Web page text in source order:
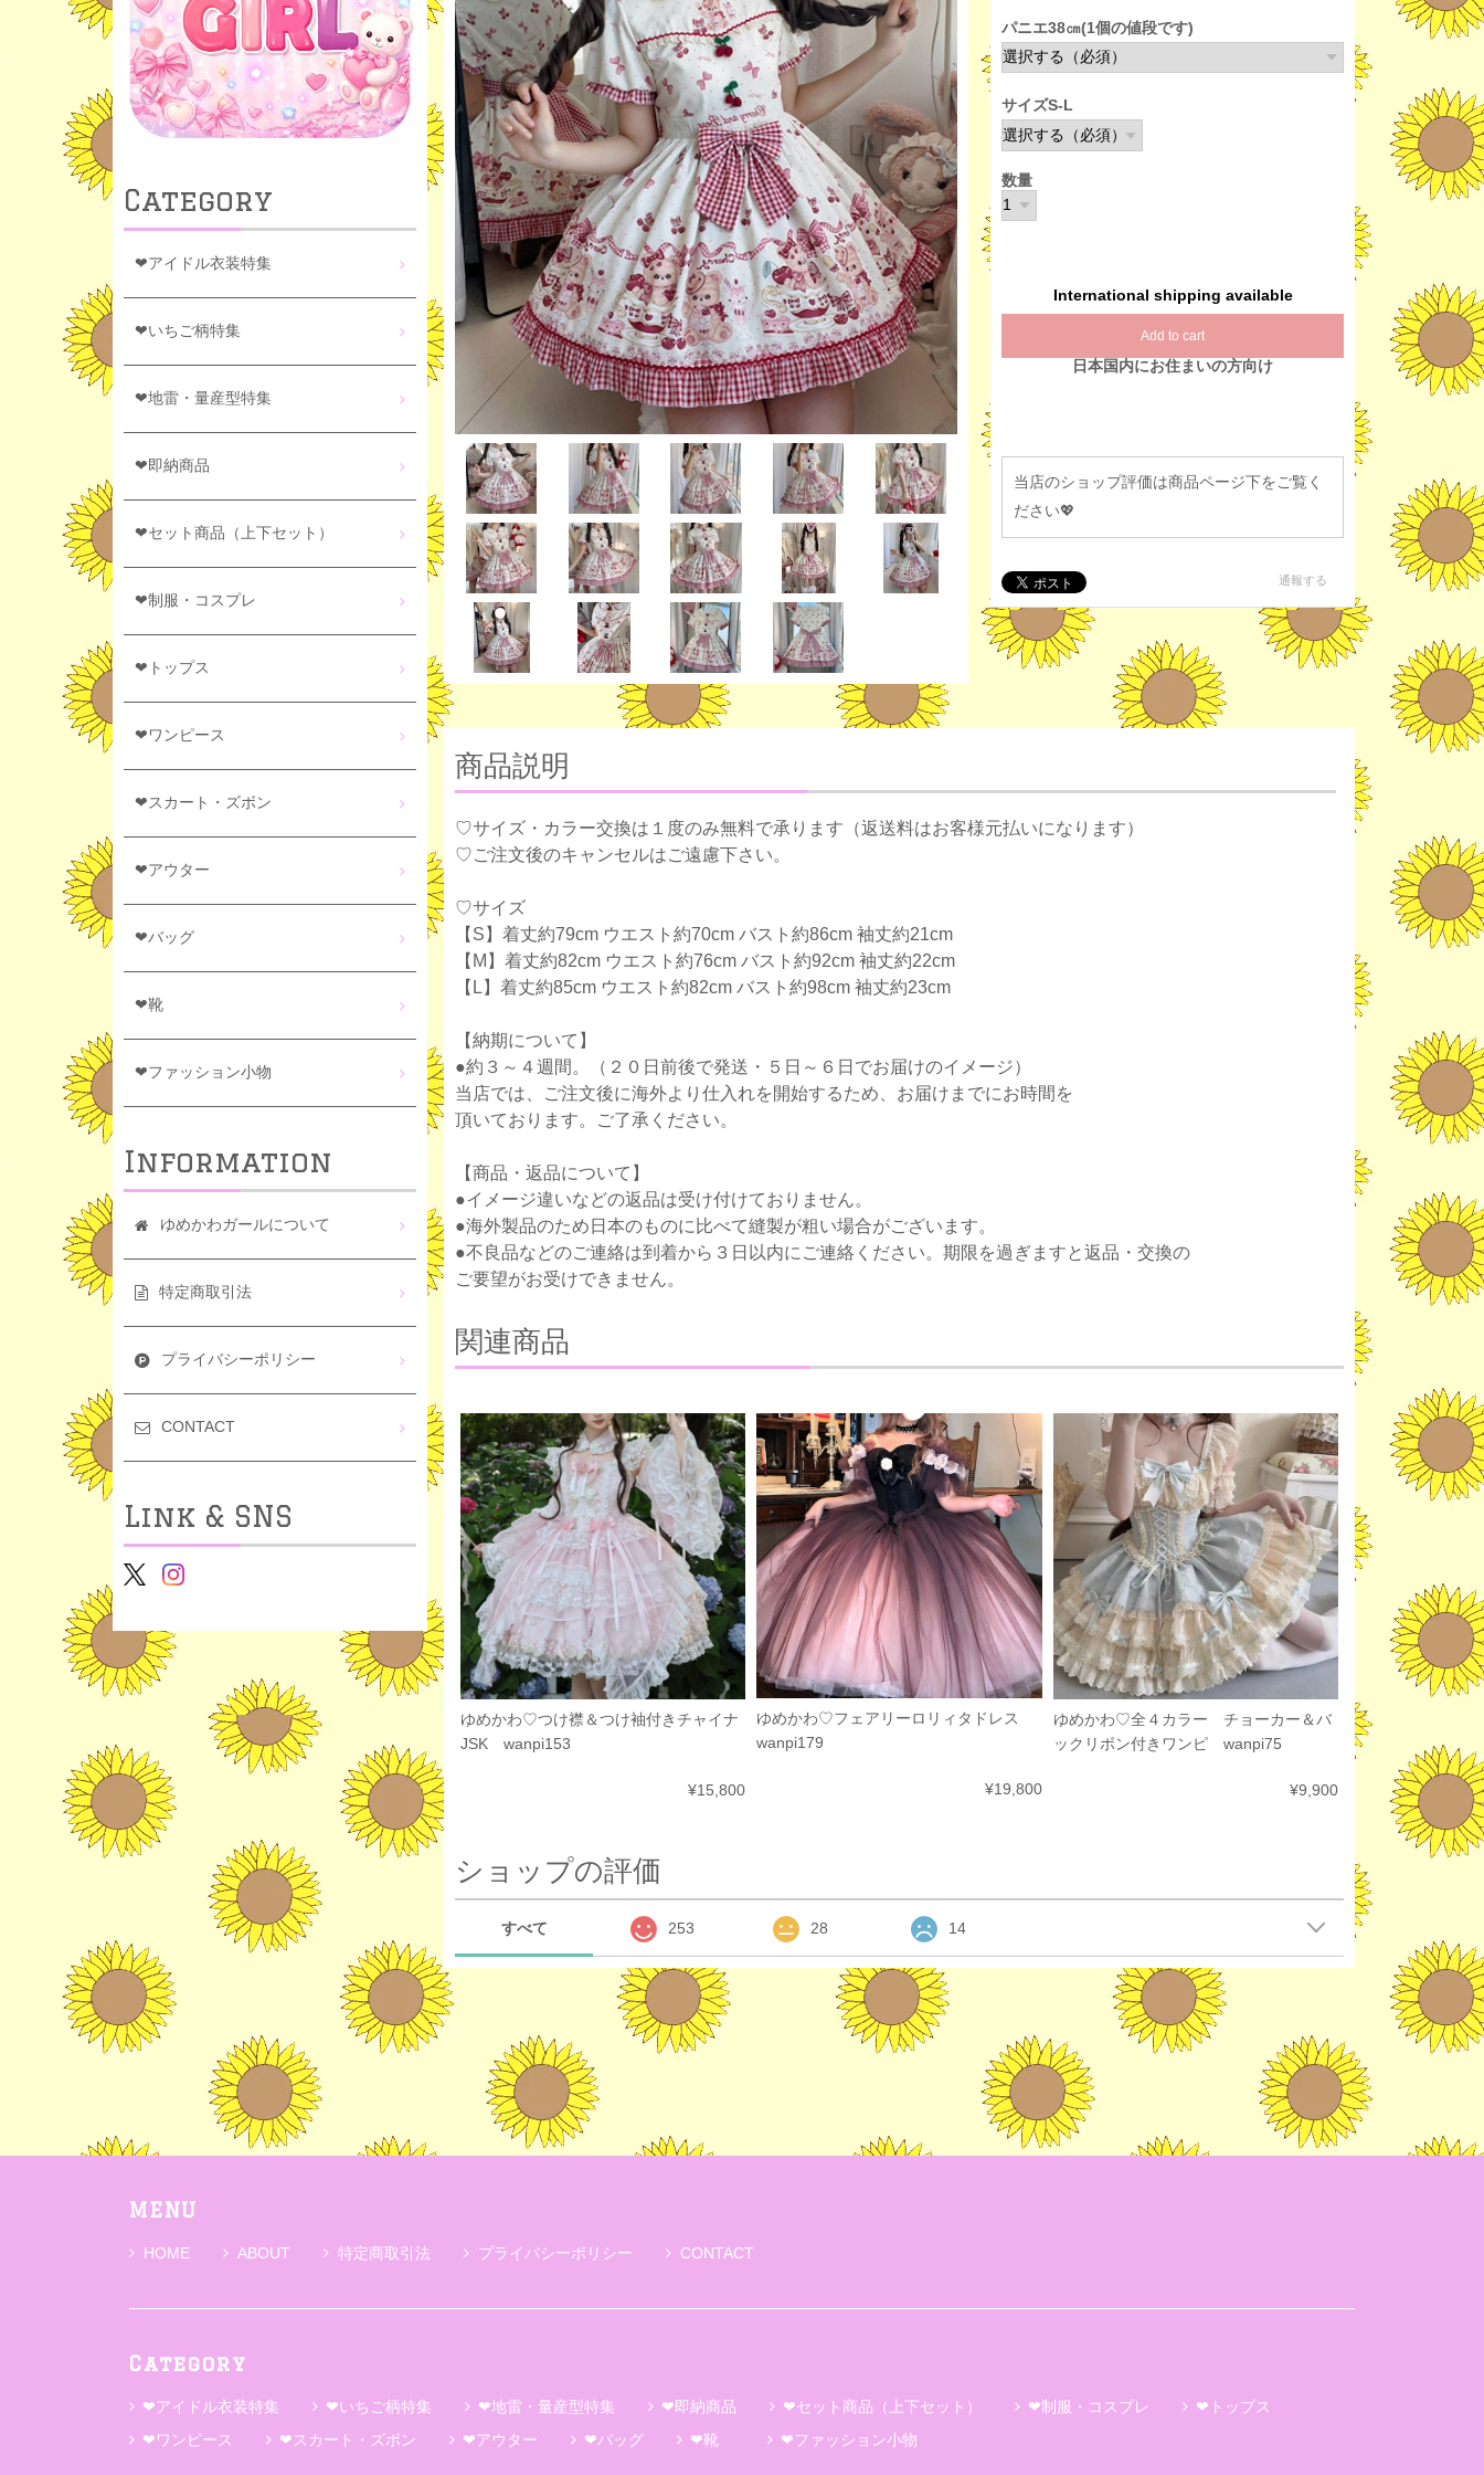
パニエ38㎝(1個の値段です)
サイズS-L
数量
International shipping available
Add to cart
日本国内にお住まいの方向け
当店のショップ評価は商品ページ下をご覧く
ださい💖
通報する
商品説明
♡サイズ・カラー交換は１度のみ無料で承ります（返送料はお客様元払いになります）
♡ご注文後のキャンセルはご遠慮下さい。
♡サイズ
【S】着丈約79cm ウエスト約70cm バスト約86cm 袖丈約21cm
【M】着丈約82cm ウエスト約76cm バスト約92cm 袖丈約22cm
【L】着丈約85cm ウエスト約82cm バスト約98cm 袖丈約23cm
【納期について】
●約３～４週間。（２０日前後で発送・５日～６日でお届けのイメージ）
当店では、ご注文後に海外より仕入れを開始するため、お届けまでにお時間を
頂いております。ご了承ください。
【商品・返品について】
●イメージ違いなどの返品は受け付けておりません。
●海外製品のため日本のものに比べて縫製が粗い場合がございます。
●不良品などのご連絡は到着から３日以内にご連絡ください。期限を過ぎますと返品・交換の
ご要望がお受けできません。
関連商品
ゆめかわ♡つけ襟＆つけ袖付きチャイナ
JSK wanpi153
¥15,800
ゆめかわ♡フェアリーロリィタドレス
wanpi179
¥19,800
ゆめかわ♡全４カラー チョーカー＆バ
ックリボン付きワンピ wanpi75
¥9,900
ショップの評価
すべて 253 28 14
Category
❤アイドル衣装特集
❤いちご柄特集
❤地雷・量産型特集
❤即納商品
❤セット商品（上下セット）
❤制服・コスプレ
❤トップス
❤ワンピース
❤スカート・ズボン
❤アウター
❤バッグ
❤靴
❤ファッション小物
Information
ゆめかわガールについて
特定商取引法
プライバシーポリシー
CONTACT
Link & SNS
MENU
HOME ABOUT 特定商取引法 プライバシーポリシー CONTACT
Category
❤アイドル衣装特集 ❤いちご柄特集 ❤地雷・量産型特集 ❤即納商品 ❤セット商品（上下セット） ❤制服・コスプレ
❤トップス
❤ワンピース
❤スカート・ズボン ❤アウター ❤バッグ ❤靴 ❤ファッション小物